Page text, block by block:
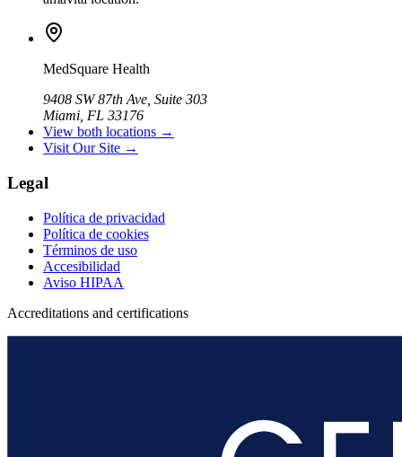
MedSquare Health
9408 SW 87th Ave, Suite 303
Miami, FL 33176
View both locations →
Visit Our Site →
Legal
Política de privacidad
Política de cookies
Términos de uso
Accesibilidad
Aviso HIPAA
Accreditations and certifications